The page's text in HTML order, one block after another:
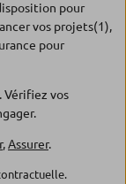
pour
vos projets(1),
pour
Vérifiez vos
,Assurer.